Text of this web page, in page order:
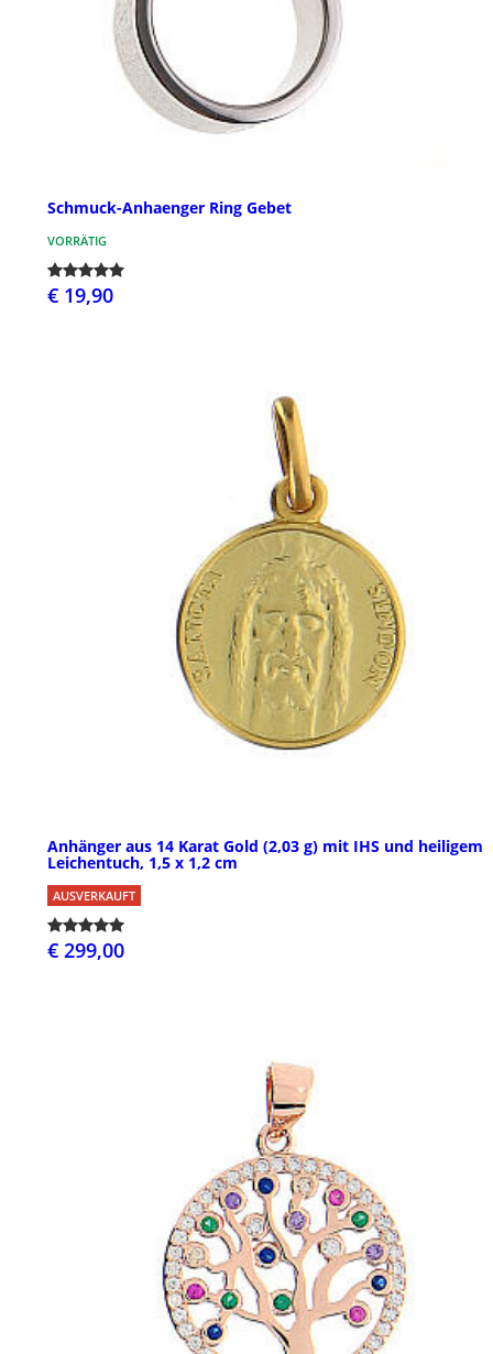
Schmuck-Anhaenger Ring Gebet
VORRÄTIG
€ 19,90
Anhänger aus 14 Karat Gold (2,03 g) mit IHS und heiligem
Leichentuch, 1,5 x 1,2 cm
AUSVERKAUFT
€ 299,00